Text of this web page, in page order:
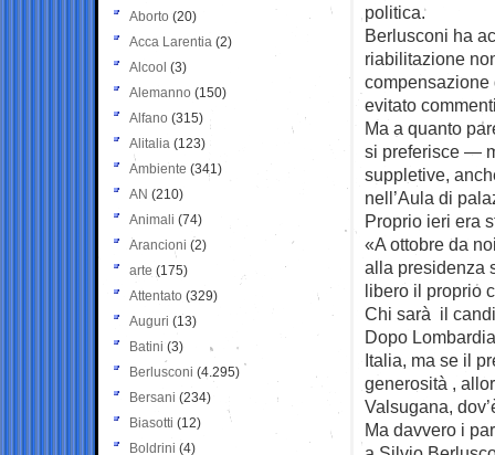
politica.
Berlusconi ha
riabilitazione
compensazione
evitato
Ma a quanto
si preferisce —
suppletive,
nell’Aula di
Proprio ieri era
«A ottobre da
alla presidenza
libero il proprio
Chi sarà il
Dopo
Italia, ma se il
generosità ,
Valsugana,
Ma davvero i
Aborto (20)
Acca Larentia (2)
Alcool (3)
Alemanno (150)
Alfano (315)
Alitalia (123)
Ambiente (341)
AN (210)
Animali (74)
Arancioni (2)
arte (175)
Attentato (329)
Auguri (13)
Batini (3)
Berlusconi (4.295)
Bersani (234)
Biasotti (12)
Boldrini (4)